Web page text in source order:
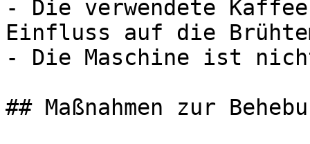
- Die verwendete
Einfluss auf die
- Die Maschine ist
## Maßnahmen zur